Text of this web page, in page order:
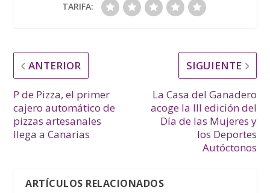
TARIFA:
ANTERIOR
P de Pizza, el primer
cajero automático de
pizzas artesanales
llega a Canarias
SIGUIENTE
La Casa del Ganadero
acoge la III edición del
Día de las Mujeres y
los Deportes
Autóctonos
ARTÍCULOS RELACIONADOS